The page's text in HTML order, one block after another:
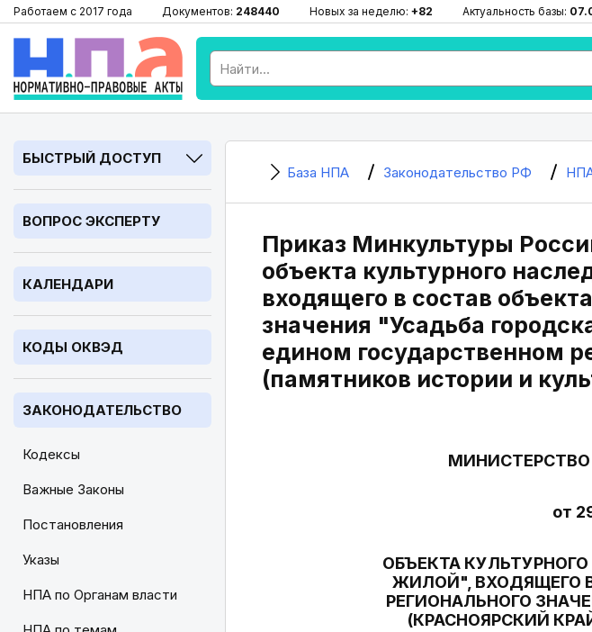
Работаем с 2017 года Документов: 248440 Новых за неделю: +82 Актуальность базы:
БЫСТРЫЙ ДОСТУП
ВОПРОС ЭКСПЕРТУ
КАЛЕНДАРИ
КОДЫ ОКВЭД
ЗАКОНОДАТЕЛЬСТВО
Кодексы
Важные Законы
Постановления
Указы
НПА по Органам власти
База НПА Законодательство РФ
Приказ Минкультуры
объекта культурного
входящего в состав
значения "Усадьба
едином государственном
(памятников истории и
от
ОБЪЕКТА
ЖИЛОЙ", ВХОДЯЩЕГО
РЕГИОНАЛЬНОГО
(КРАСНОЯРСКИЙ